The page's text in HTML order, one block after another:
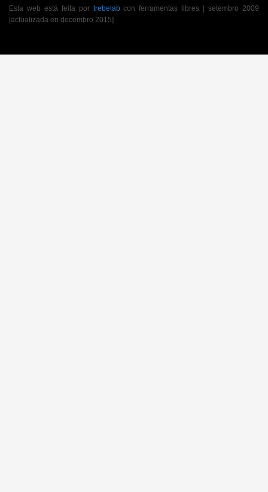
Esta web está feita por trebelabcon ferramentas libres | setembro 2009
[actualizada en decembro 2015]